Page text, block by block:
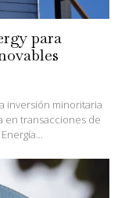
para
inversión minoritaria
en transacciones de